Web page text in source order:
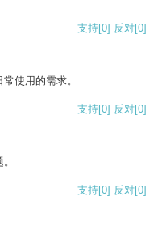
支持[0] 反对[0]
使用的需求。
支持[0] 反对[0]
支持[0] 反对[0]